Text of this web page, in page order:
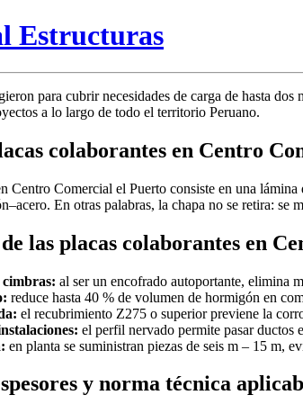
Estructuras
para cubrir necesidades de carga de hasta
a lo largo de todo el territorio Peruano.
colaborantes en Centro
Centro Comercial el Puerto consiste en una
En otras palabras, la chapa no se retira:
las placas colaborantes en
cimbras: al ser un encofrado autoportante, elimina
reduce hasta 40 % de volumen de hormigón en
el recubrimiento Z275 o superior previene la
el perfil nervado permite pasar ductos
en planta se suministran piezas de seis m – 15 m,
y norma técnica